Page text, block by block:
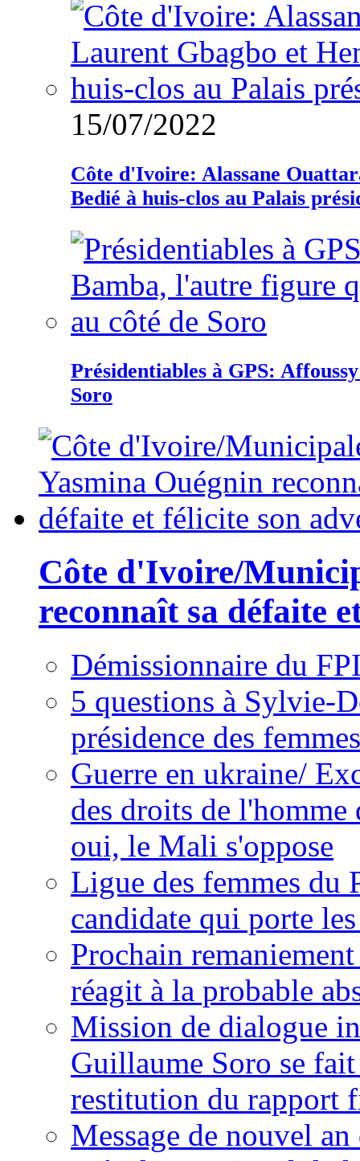
15/07/2022
Côte d'Ivoire: Alassane
Bedié à huis-clos au Palais
Présidentiables à GPS:
Soro
Côte d'Ivoire/
reconnaît sa défaite
Démissionnaire du
5 questions à Sylvie-
présidence des
Guerre en ukraine/
des droits de
oui, le Mali s'oppose
Ligue des femmes du
candidate qui porte
Prochain
réagit à la probable
Mission de dialogue
Guillaume Soro se
restitution du rapport
Message de nouvel